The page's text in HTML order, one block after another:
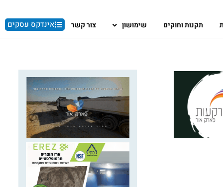
תקנות וחוקים שימושון צור קשר אינדקס עסקים